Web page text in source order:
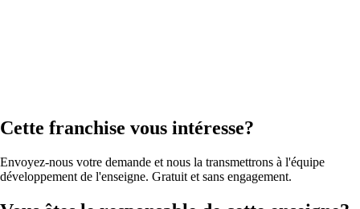
Cette franchise vous intéresse?
Envoyez-nous votre demande et nous la transmettrons à l'équipe
développement de l'enseigne. Gratuit et sans engagement.